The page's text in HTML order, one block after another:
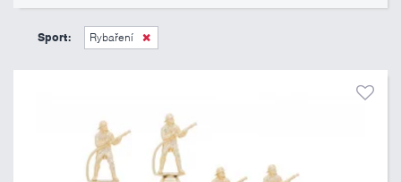
245 Kč
Sport: Rybaření